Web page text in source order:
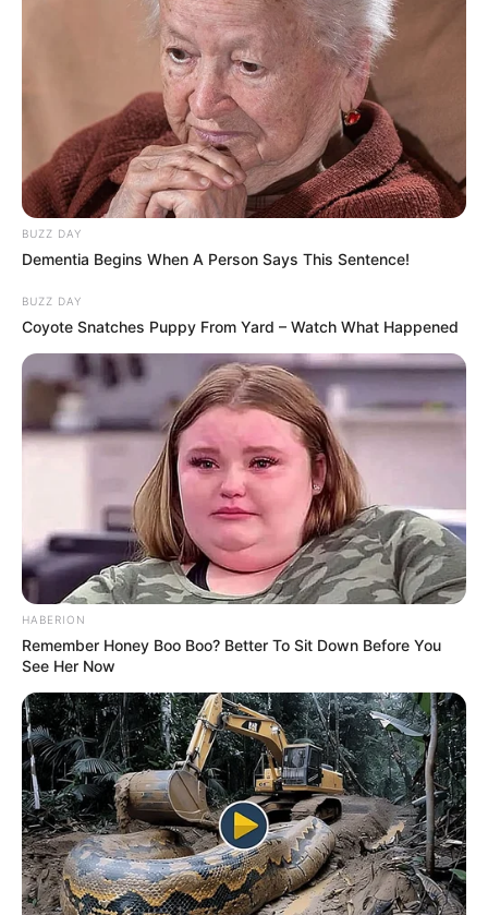
BUZZ DAY
Dementia Begins When A Person Says This Sentence!
BUZZ DAY
Coyote Snatches Puppy From Yard – Watch What Happened
HABERION
Remember Honey Boo Boo? Better To Sit Down Before You
See Her Now